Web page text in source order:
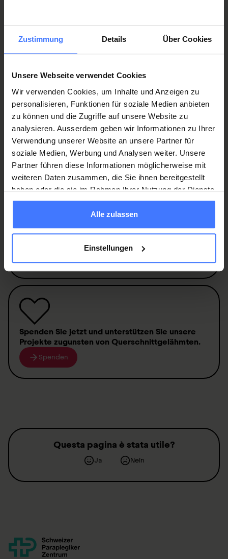
Zustimmung Details Über Cookies
Unsere Webseite verwendet Cookies
Wir verwenden Cookies, um Inhalte und Anzeigen zu
personalisieren, Funktionen für soziale Medien anbieten
zu können und die Zugriffe auf unsere Website zu
analysieren. Ausserdem geben wir Informationen zu Ihrer
Verwendung unserer Website an unsere Partner für
soziale Medien, Werbung und Analysen weiter. Unsere
Partner führen diese Informationen möglicherweise mit
weiteren Daten zusammen, die Sie ihnen bereitgestellt
haben oder die sie im Rahmen Ihrer Nutzung der Dienste
gesammelt haben.
Alle zulassen
Einstellungen
ParaCasa – Informazioni e contatto
Proposte per il tempo libero
dell’anno vari eventi aperti al pubblico. Inoltre, a determinate
condizioni si può usufruire delle varie offerte sportive, come p.
es. l’utilizzo della piscina coperta, della sala MTT o partecipare
alle attività organizzate dalle associazioni per lo sport in
carrozzina.
Werden Sie jetzt Mitgliedund erhalten Sie im
Spenden Sie jetzt und unterstützen Sie unsere
Projekte zugunsten von Querschnittgelähmten.
Spenden
Questa pagina è stata utile?
Ja Nein
Kontakt